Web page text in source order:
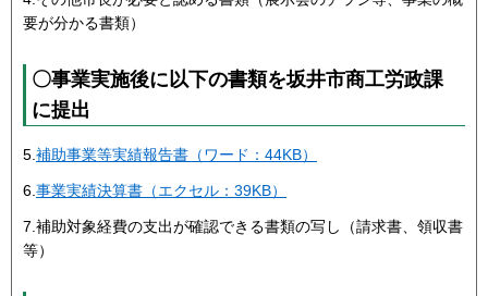
要が分かる書類）
〇事業実施後に以下の書類を坂井市商工労政課
に提出
5. 補助事業等実績報告書（ワード：44KB）
6. 事業実績決算書（エクセル：39KB）
7.補助対象経費の支出が確認できる書類の写し（請求書、領収書
等）